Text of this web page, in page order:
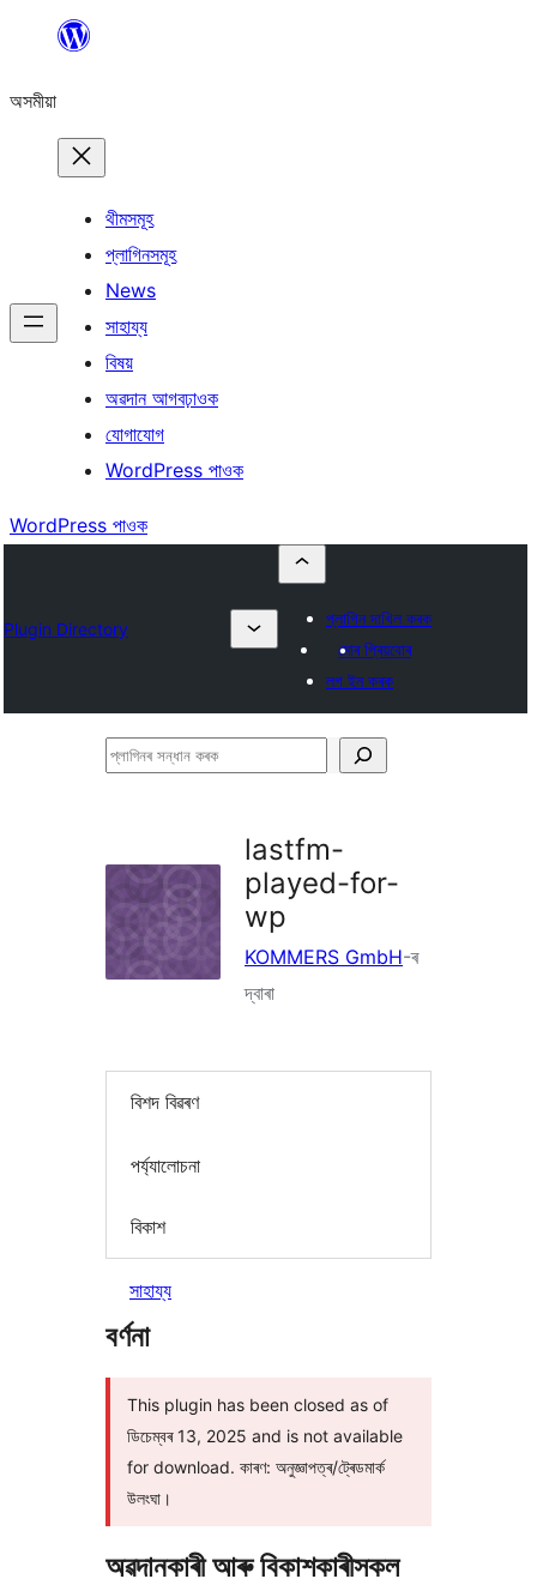
বিষয়বস্তুলৈ
অসমীয়া
থীমসমূহ
প্লাগিনসমূহ
News
সাহায্য
বিষয়
অৱদান আগবঢ়াওক
যোগাযোগ
WordPress পাওক
WordPress পাওক
Plugin Directory
প্লাগিন দাখিল কৰক
মোৰ প্ৰিয়বোৰ
লগ ইন কৰক
প্লাগিনৰ
lastfm-
played-for-
wp
KOMMERS GmbH-ৰ
দ্বাৰা
বিশদ বিৱৰণ
পৰ্য্যালোচনা
বিকাশ
সাহায্য
বৰ্ণনা
This plugin has been closed as of
ডিচেম্বৰ 13, 2025 and is not available
for download. কাৰণ: অনুজ্ঞাপত্ৰ/ট্ৰেডমাৰ্ক
উলংঘা।
অৱদানকাৰী আৰু বিকাশকাৰীসকল